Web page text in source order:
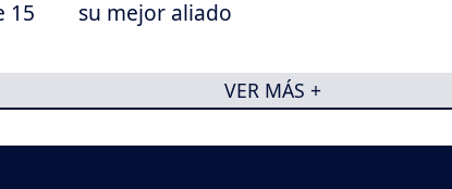
15
su mejor aliado
VER MÁS +